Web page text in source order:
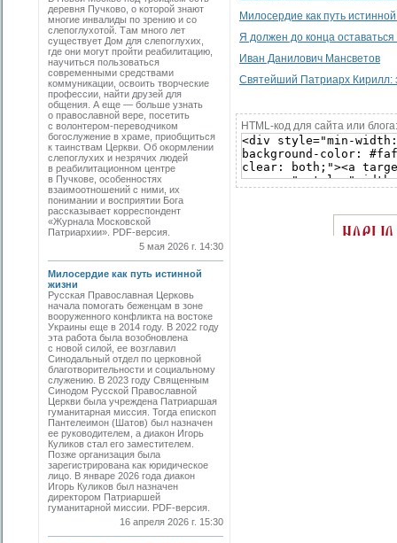
деревня Пучково, о которой знают
многие инвалиды по зрению и со
слепоглухотой. Там много лет
существует Дом для слепоглухих,
где они могут пройти реабилитацию,
научиться пользоваться
современными средствами
коммуникации, освоить творческие
профессии, найти друзей для
общения. А еще — больше узнать
о православной вере, посетить
с волонтером-переводчиком
богослужение в храме, приобщиться
к таинствам Церкви. Об окормлении
слепоглухих и незрячих людей
в реабилитационном центре
в Пучкове, особенностях
взаимоотношений с ними, их
понимании и восприятии Бога
рассказывает корреспондент
«Журнала Московской
Патриархии». PDF-версия.
5 мая 2026 г. 14:30
Милосердие как путь истинной
жизни
Русская Православная Церковь
начала помогать беженцам в зоне
вооруженного конфликта на востоке
Украины еще в 2014 году. В 2022 году
эта работа была возобновлена
с новой силой, ее возглавил
Синодальный отдел по церковной
благотворительности и социальному
служению. В 2023 году Священным
Синодом Русской Православной
Церкви была учреждена Патриаршая
гуманитарная миссия. Тогда епископ
Пантелеимон (Шатов) был назначен
ее руководителем, а диакон Игорь
Куликов стал его заместителем.
Позже организация была
зарегистрирована как юридическое
лицо. В январе 2026 года диакон
Игорь Куликов был назначен
директором Патриаршей
гуманитарной миссии. PDF-версия.
16 апреля 2026 г. 15:30
Милосердие как путь
Я должен до конца оставаться
Иван Данилович Мансветов
Святейший Патриарх Кирилл:
HTML-код для сайта или блога: